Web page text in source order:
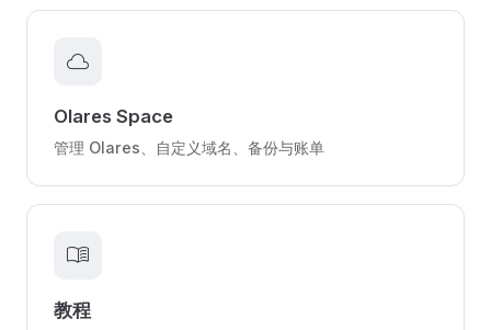
cloud
Olares Space
管理 Olares、自定义域名、备份与账单
menu_book
教程